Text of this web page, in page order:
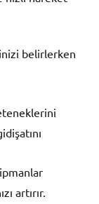
belirlerken
artırır.